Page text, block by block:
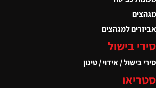
למגהצים
בישול
/ אידוי / טיגון